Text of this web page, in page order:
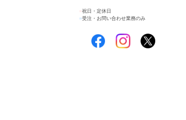
祝日・定休日
■受注・お問い合わせ業務のみ